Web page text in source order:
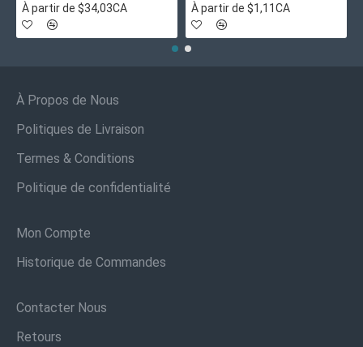
À partir de $34,03CA À partir de $1,11CA
À Propos de Nous
Politiques de Livraison
Termes & Conditions
Politique de confidentialité
Mon Compte
Historique de Commandes
Contacter Nous
Retours